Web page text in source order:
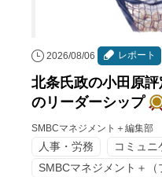
2026/08/06 レポート
北条氏政の小田原
のリーダーシップ
SMBCマネジメント＋編集部
人事・労務
コミュニ
SMBCマネジメント＋（